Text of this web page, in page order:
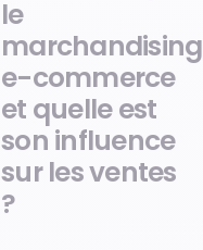
le
marchandising
e-commerce
et quelle est
son influence
sur les ventes
?